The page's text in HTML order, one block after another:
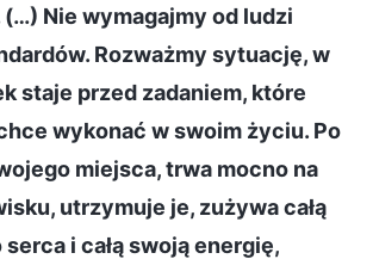
Nie wymagajmy od ludzi
Rozważmy sytuację, w
staje przed zadaniem, które
wykonać w swoim życiu. Po
miejsca, trwa mocno na
utrzymuje je, zużywa całą
i całą swoją energię,